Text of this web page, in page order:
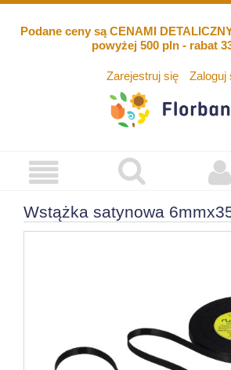
Podane ceny są CENAMI
powyżej 500 pln - rabat
Zarejestruj się Zaloguj
Wstążka satynowa